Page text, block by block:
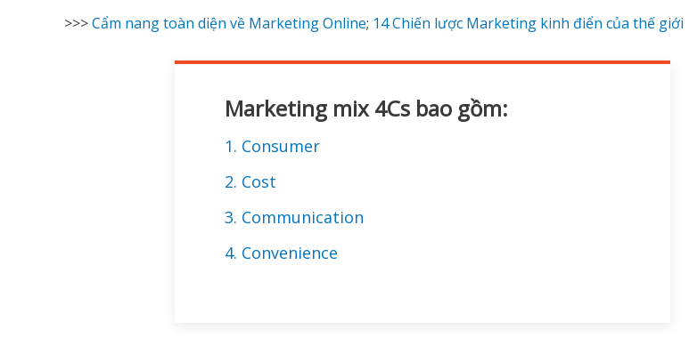
>>>Cẩm nang toàn diện về Marketing Online; 14 Chiến lược Marketing kinh điển của thế giới
Marketing mix 4Cs bao gồm:
1. Consumer
2. Cost
3. Communication
4. Convenience